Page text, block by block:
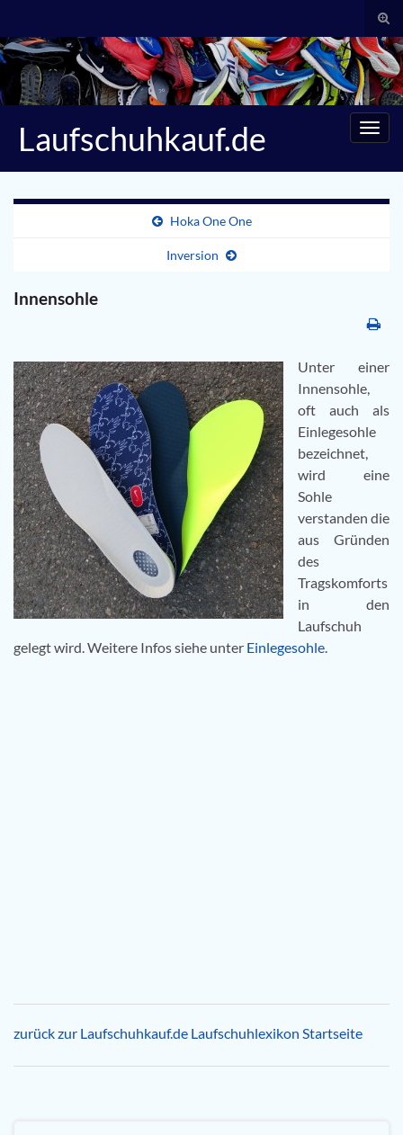
Search for:
Laufschuhkauf.de
Hoka One One
Inversion
Innensohle
Unter einer
Innensohle,
oft auch als
Einlegesohle
bezeichnet,
wird eine
Sohle
verstanden die
aus Gründen
des
Tragskomforts
in den
Laufschuh
gelegt wird. Weitere Infos siehe unter Einlegesohle.
zurück zur Laufschuhkauf.de Laufschuhlexikon Startseite